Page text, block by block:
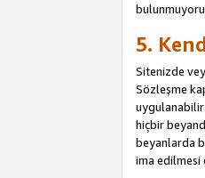
5.
Sitenizde
Sözleşme
uygulanabilir
hiçbir
beyanlarda
ima edilmesi